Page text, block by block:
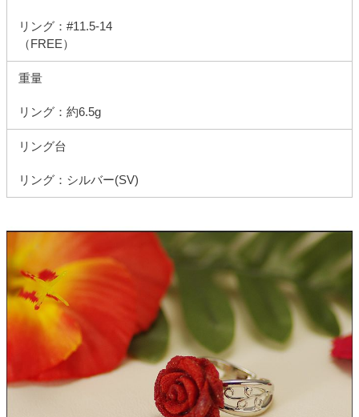
リング：#11.5-14
（FREE）
重量
リング：約6.5g
リング台
リング：シルバー(SV)